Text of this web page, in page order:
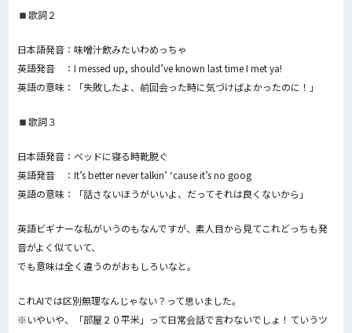
歌詞２
日本語発音：味噌汁飲みたいわめっちゃ
英語発音 ：I messed up, should’ve known last time I met ya!
英語の意味：「失敗したよ、前回会った時に気づけばよかったのに！」
歌詞３
日本語発音：ベッドに寝る時靴脱ぐ
英語発音 ：It’s better never talkin’ ‘cause it’s no goog
英語の意味：「話さないほうがいいよ、だってそれは良くないから」
英語ビギナーな私がいうのもなんですが、素人目から見てこれどっちも発
音がよく似ていて、
でも意味は全く違うのがおもしろいなと。
これAIでは区別無理なんじゃない？って思いました。
※いやいや、「部屋２０平米」って日常会話で言わないでしょ！ていうツ